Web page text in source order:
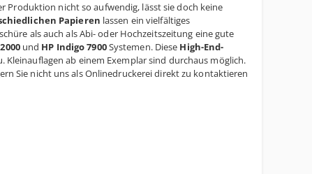
Produktion nicht so aufwendig, lässt sie doch keine
Papieren lassen ein vielfältiges
als auch als Abi- oder Hochzeitszeitung eine gute
und HP Indigo 7900Systemen. Diese High-End-
Kleinauflagen ab einem Exemplar sind durchaus möglich.
Sie nicht uns als Onlinedruckerei direkt zu kontaktieren